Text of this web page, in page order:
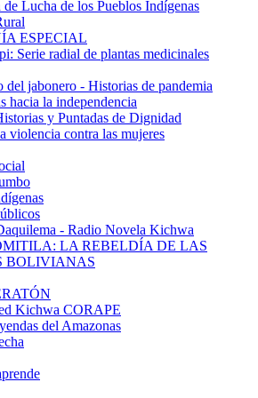
Lucha de los Pueblos Indígenas
ESPECIAL
Serie radial de plantas medicinales
del jabonero - Historias de pandemia
hacia la independencia
y Puntadas de Dignidad
violencia contra las mujeres
- Radio Novela Kichwa
LA REBELDÍA DE LAS
BOLIVIANAS
Kichwa CORAPE
del Amazonas